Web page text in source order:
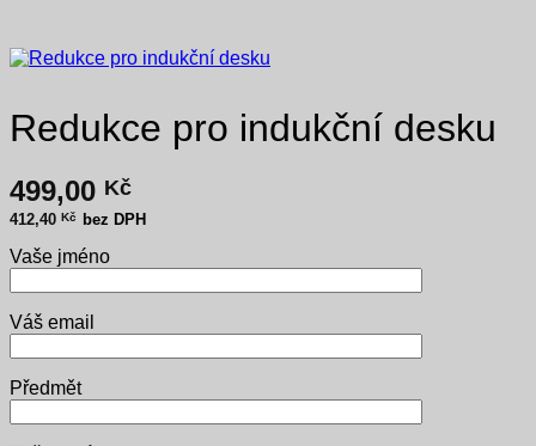
Redukce pro indukční desku
499,00 Kč
412,40 Kč bez DPH
Vaše jméno
Váš email
Předmět